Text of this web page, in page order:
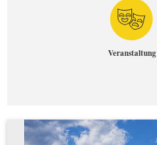
Veranstaltung